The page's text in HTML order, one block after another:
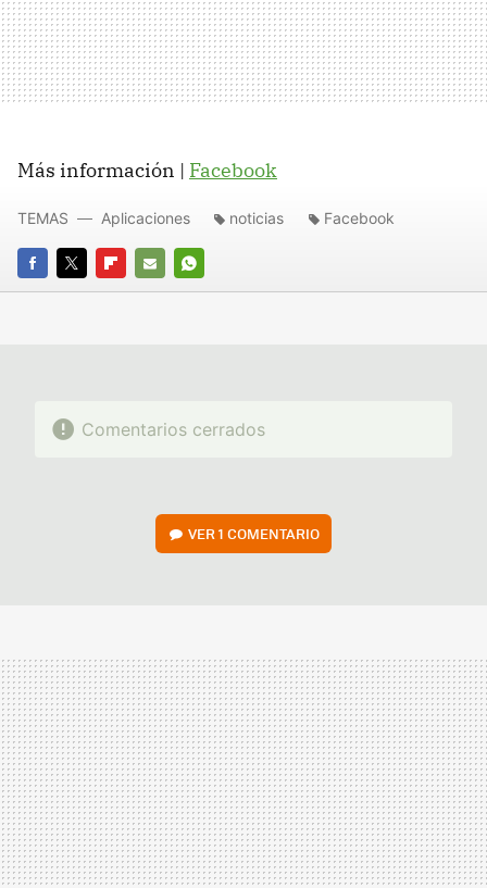
Más información | Facebook
FACEBOOK
TWITTERFLIPBOARD
E-
WHATSAPP
TEMAS Aplicaciones noticias Facebook
Comentarios cerrados
VER1 COMENTARIO